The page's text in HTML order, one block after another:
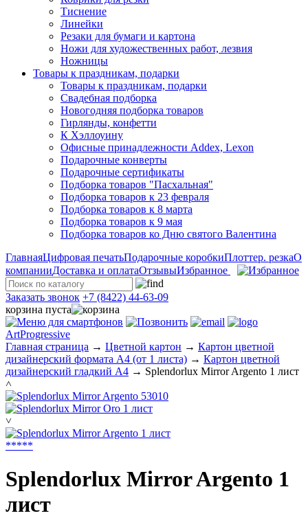
Тиснение
Линейки
Резаки для бумаги и картона
Ножи для художественных работ, лезвия
Ножницы
Товары к праздникам, подарки
Товары к праздникам, подарки
Свадебная подборка
Новогодняя подборка товаров
Гирлянды, конфетти
К Хэллоуину
Офисные принадлежности Addex, Lexon
Подарочные конверты
Подарочные сертификаты
Подборка товаров "Пасхальная"
Подборка товаров к 23 февраля
Подборка товаров к 8 марта
Подборка товаров к 9 мая
Подборка товаров ко Дню святого Валентина
ГлавнаяЦифровая печатьПодарочные коробкиПлоттер. резкаО
компанииДоставка и оплатаОтзывыИзбранное
Заказать звонок +7 (8422) 44-63-09
корзина пуста
ArtProgressive
Главная страница → Цветной картон → Картон цветной
дизайнерский формата А4 (от 1 листа) → Картон цветной
дизайнерский гладкий А4 → Splendorlux Mirror Argento 1 лист
˄
˅
*****
Splendorlux Mirror Argento 1
лист